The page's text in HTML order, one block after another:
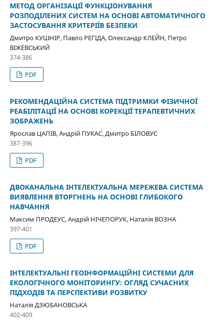
МЕТОД ОРГАНІЗАЦІЇ ФУНКЦІОНУВАННЯ
РОЗПОДІЛЕНИХ СИСТЕМ НА ОСНОВІ АВТОМАТИЧНОГО
ЗАСТОСУВАННЯ КРИТЕРІЇВ БЕЗПЕКИ
Дмитро КУШНІР, Павло РЕГІДА, Олександр КЛЕЙН, Петро
ВІЖЕВСЬКИЙ
374-386
PDF
РЕКОМЕНДАЦІЙНА СИСТЕМА ПІДТРИМКИ ФІЗИЧНОЇ
РЕАБІЛІТАЦІЇ НА ОСНОВІ КОРЕКЦІЇ ТЕРАПЕВТИЧНИХ
ЗОБРАЖЕНЬ
Ярослав ЦАПІВ, Андрій ПУКАС, Дмитро БІЛОВУС
387-396
PDF
ДВОКАНАЛЬНА ІНТЕЛЕКТУАЛЬНА МЕРЕЖЕВА СИСТЕМА
ВИЯВЛЕННЯ ВТОРГНЕНЬ НА ОСНОВІ ГЛИБОКОГО
НАВЧАННЯ
Максим ПРОДЕУС, Андрій НІЧЕПОРУК, Наталія ВОЗНА
397-401
PDF
ІНТЕЛЕКТУАЛЬНІ ГЕОІНФОРМАЦІЙНІ СИСТЕМИ ДЛЯ
ЕКОЛОГІЧНОГО МОНІТОРИНГУ: ОГЛЯД СУЧАСНИХ
ПІДХОДІВ ТА ПЕРСПЕКТИВИ РОЗВИТКУ
Наталія ДЗЮБАНОВСЬКА
402-409